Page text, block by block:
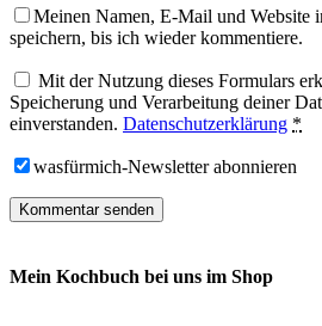
Meinen Namen, E-Mail und Website
speichern, bis ich wieder kommentiere.
Mit der Nutzung dieses Formulars
Speicherung und Verarbeitung deiner
einverstanden. Datenschutzerklärung *
wasfürmich-Newsletter abonnieren
Mein Kochbuch bei uns im Shop